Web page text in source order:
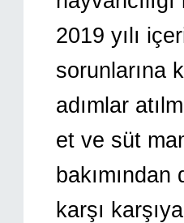
2019 yılı
sorunlarına
adımlar
et ve süt
bakımından
karşı